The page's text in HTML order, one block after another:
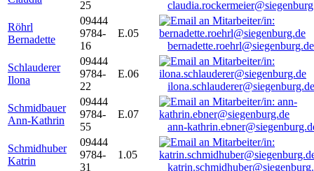
25
Röhrl
Bernadette
09444
9784-
16
E.05
bernadette.roehrl@siegenburg.de
Schlauderer
Ilona
09444
9784-
22
E.06
ilona.schlauderer@siegenburg.de
Schmidbauer
Ann-Kathrin
09444
9784-
55
E.07
ann-
Schmidhuber
Katrin
09444
9784-
31
1.05